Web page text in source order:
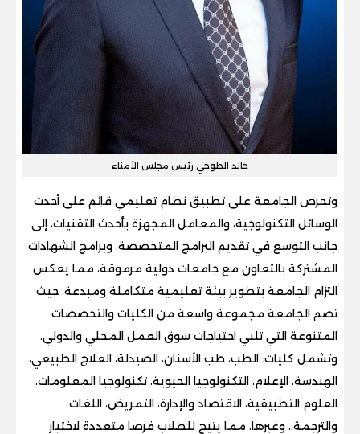
خالد الطوخي رئيس مجلس الأمناء
وتحرص الجامعة على تطبيق نظام تعليمي قائم على أحدث
الوسائل التكنولوجية، والمعامل المجهزة بأحدث التقنيات، إلى
جانب التوسع في تقديم البرامج المتخصصة، وبرامج الشهادات
المشتركة بالتعاون مع جامعات دولية مرموقة، مما يعكس
التزام الجامعة بتطوير بيئة تعليمية متكاملة ومبدعة، حيث
تضم الجامعة مجموعة واسعة من الكليات والتخصصات
المتنوعة التي تلبي احتياجات سوق العمل المحلي والدولي،
وتشمل كليات: الطب، طب الأسنان، الصيدلة، العلاج الطبيعي،
الهندسة، الإعلام، التكنولوجيا الحيوية، تكنولوجيا المعلومات،
العلوم التطبيقية، الاقتصاد والإدارة، التمريض، اللغات
والترجمة،، وغيرها، مما يتيح للطلاب فرصا متعددة لاختيار